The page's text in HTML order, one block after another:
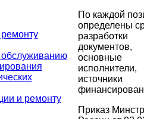
и ремонту
По каждой
определены
разработки
документов,
основные
исполнители,
источники
Приказ